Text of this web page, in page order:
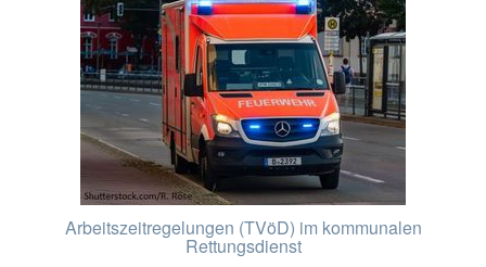
Arbeitszeitregelungen (TVöD) im kommunalen
Rettungsdienst